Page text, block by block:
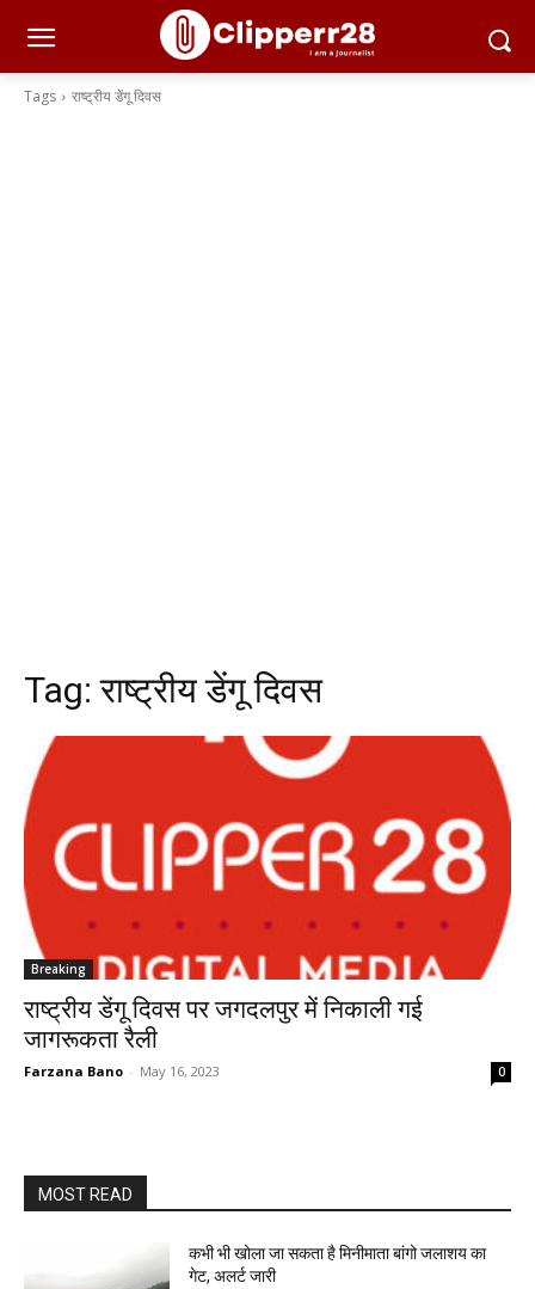
Tags राष्ट्रीय डेंगू दिवस
Tag:राष्ट्रीय डेंगू दिवस
Breaking
राष्ट्रीय डेंगू दिवस पर जगदलपुर में निकाली गई
जागरूकता रैली
Farzana Bano - May 16, 2023 0
MOST READ
कभी भी खोला जा सकता है मिनीमाता बांगो जलाशय का
गेट, अलर्ट जारी